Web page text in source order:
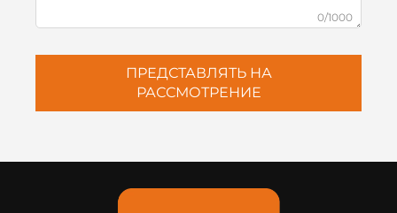
0/1000
ПРЕДСТАВЛЯТЬ НА
РАССМОТРЕНИЕ